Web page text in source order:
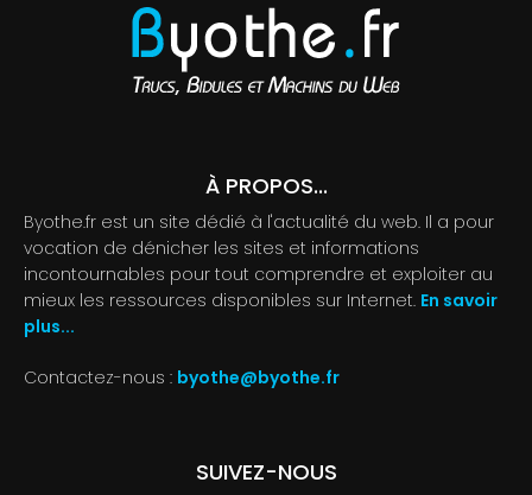
À PROPOS...
Byothe.fr est un site dédié à l'actualité du web. Il a pour
vocation de dénicher les sites et informations
incontournables pour tout comprendre et exploiter au
mieux les ressources disponibles sur Internet. En savoir
plus...
Contactez-nous : byothe@byothe.fr
SUIVEZ-NOUS